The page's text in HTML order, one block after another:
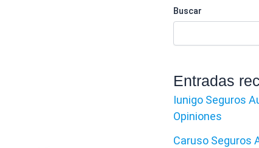
Buscar
Entradas
Iunigo Seguros
Opiniones
Caruso Seguros